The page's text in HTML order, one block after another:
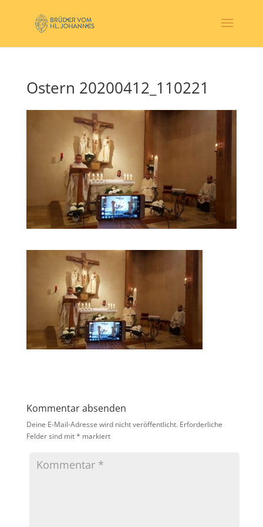
Ostern 20200412_110221
Kommentar absenden
Deine E-Mail-Adresse wird nicht veröffentlicht. Erforderliche
Felder sind mit* markiert